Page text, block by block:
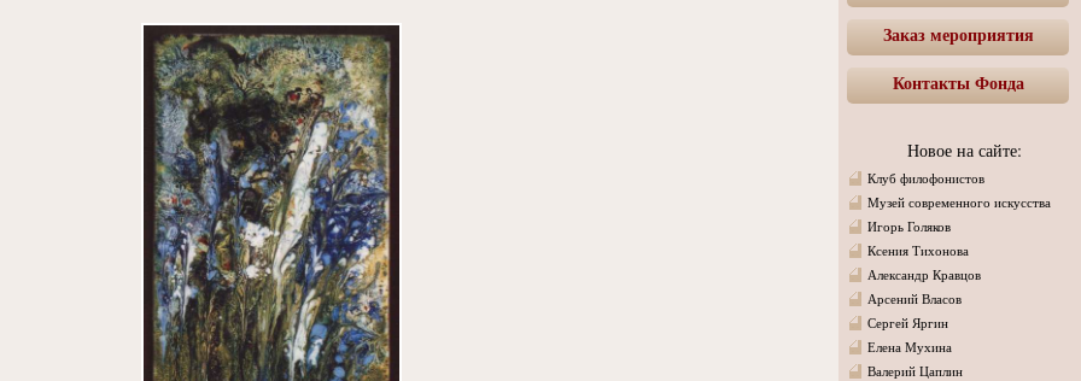
Заказ мероприятия
Контакты Фонда
Новое на сайте:
Клуб филофонистов
Музей современного искусства
Игорь Голяков
Ксения Тихонова
Александр Кравцов
Арсений Власов
Сергей Яргин
Елена Мухина
Валерий Цаплин